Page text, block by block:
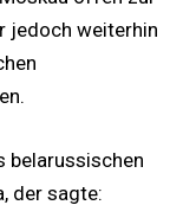
jedoch weiterhin
belarussischen
der sagte: